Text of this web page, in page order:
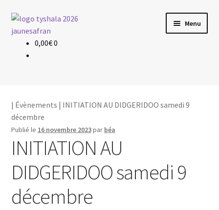
Aller
à
navigation
Aller
au
contenu
Menu
Évènements
Les profs
Le yoga
0,00€0
| Évènements | INITIATION AU DIDGERIDOO samedi 9
décembre
Publié le 16 novembre 2023par béa
INITIATION AU
DIDGERIDOO samedi 9
décembre